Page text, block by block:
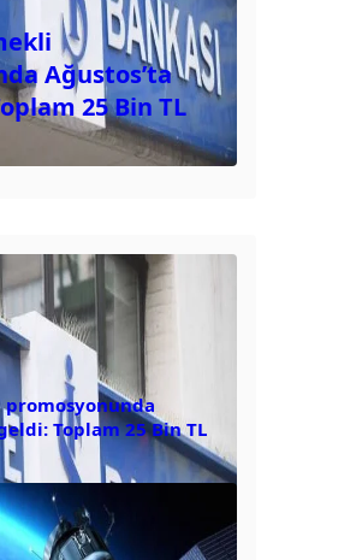
Ağustos’ta
25 Bin TL
promosyonunda
Toplam 25 Bin TL